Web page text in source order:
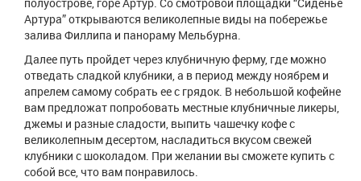
полуострове, горе Артур. Со смотровой площадки “Сиденье
Артура” открываются великолепные виды на побережье
залива Филлипа и панораму Мельбурна.
Далее путь пройдет через клубничную ферму, где можно
отведать сладкой клубники, а в период между ноябрем и
апрелем самому собрать ее с грядок. В небольшой кофейне
вам предложат попробовать местные клубничные ликеры,
джемы и разные сладости, выпить чашечку кофе с
великолепным десертом, насладиться вкусом свежей
клубники с шоколадом. При желании вы сможете купить с
собой все, что вам понравилось.